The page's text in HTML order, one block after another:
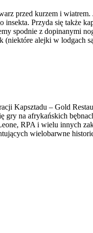
przed kurzem i
Przyda się także
spodnie z dopinanymi
alejki w lodgach
Kapsztadu – Gold
gry na afrykańskich
RPA i wielu innych
wielobarwne